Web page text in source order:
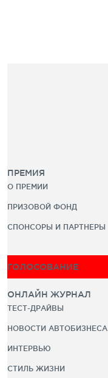
ПРЕМИЯ
О ПРЕМИИ
ПРИЗОВОЙ ФОНД
СПОНСОРЫ И ПАРТНЕРЫ
ГОЛОСОВАНИЕ
ОНЛАЙН ЖУРНАЛ
ТЕСТ-ДРАЙВЫ
НОВОСТИ АВТОБИЗНЕСА
ИНТЕРВЬЮ
СТИЛЬ ЖИЗНИ